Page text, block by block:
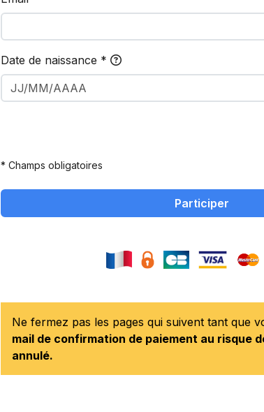
Date de naissance *
* Champs obligatoires
Participer
Ne fermez pas les pages qui suivent tant que
mail de confirmation de paiement au risque
annulé.